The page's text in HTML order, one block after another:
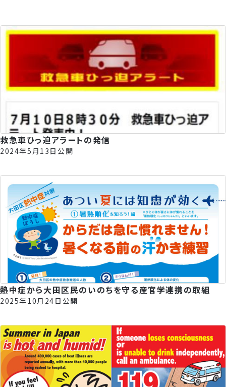
救急車ひっ迫アラートの発信
2024年5月13日公開
熱中症から大田区民のいのちを守る産官学連携の取組
2025年10月24日公開